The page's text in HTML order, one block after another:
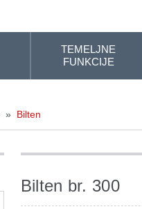
TEMELJNE
FUNKCIJE
» Bilten
Bilten br. 300